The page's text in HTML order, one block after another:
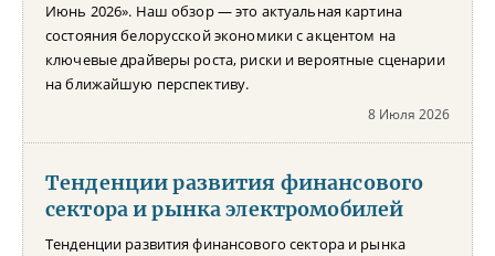
Июнь 2026». Наш обзор — это актуальная картина
состояния белорусской экономики с акцентом на
ключевые драйверы роста, риски и вероятные сценарии
на ближайшую перспективу.
8 Июля 2026
Тенденции развития финансового
сектора и рынка электромобилей
Тенденции развития финансового сектора и рынка